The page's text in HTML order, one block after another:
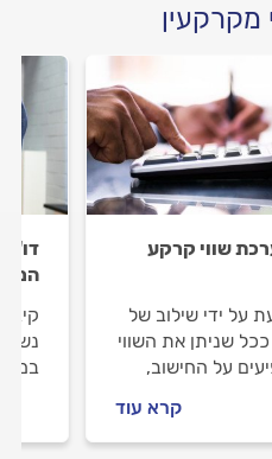
מקרקעין
שווי קרקע
על ידי שילוב של
שניתן את השווי
על החישוב,
כל המידע במדריך
קרא עוד